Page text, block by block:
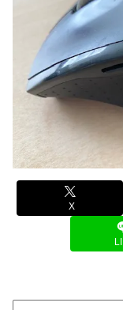
X